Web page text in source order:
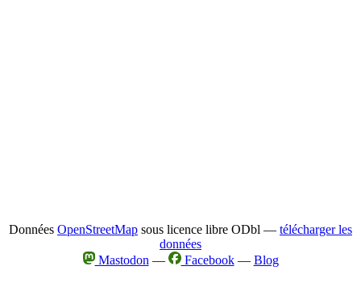
Données OpenStreetMap sous licence libre ODbl — télécharger les
données
Mastodon — Facebook— Blog